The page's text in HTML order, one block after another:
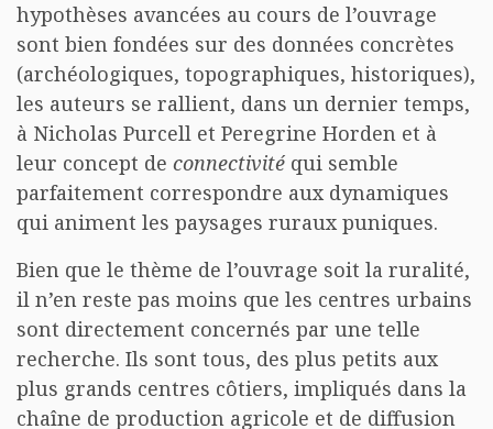
hypothèses avancées au cours de l’ouvrage
sont bien fondées sur des données concrètes
(archéologiques, topographiques, historiques),
les auteurs se rallient, dans un dernier temps,
à Nicholas Purcell et Peregrine Horden et à
leur concept de connectivité qui semble
parfaitement correspondre aux dynamiques
qui animent les paysages ruraux puniques.
Bien que le thème de l’ouvrage soit la ruralité,
il n’en reste pas moins que les centres urbains
sont directement concernés par une telle
recherche. Ils sont tous, des plus petits aux
plus grands centres côtiers, impliqués dans la
chaîne de production agricole et de diffusion